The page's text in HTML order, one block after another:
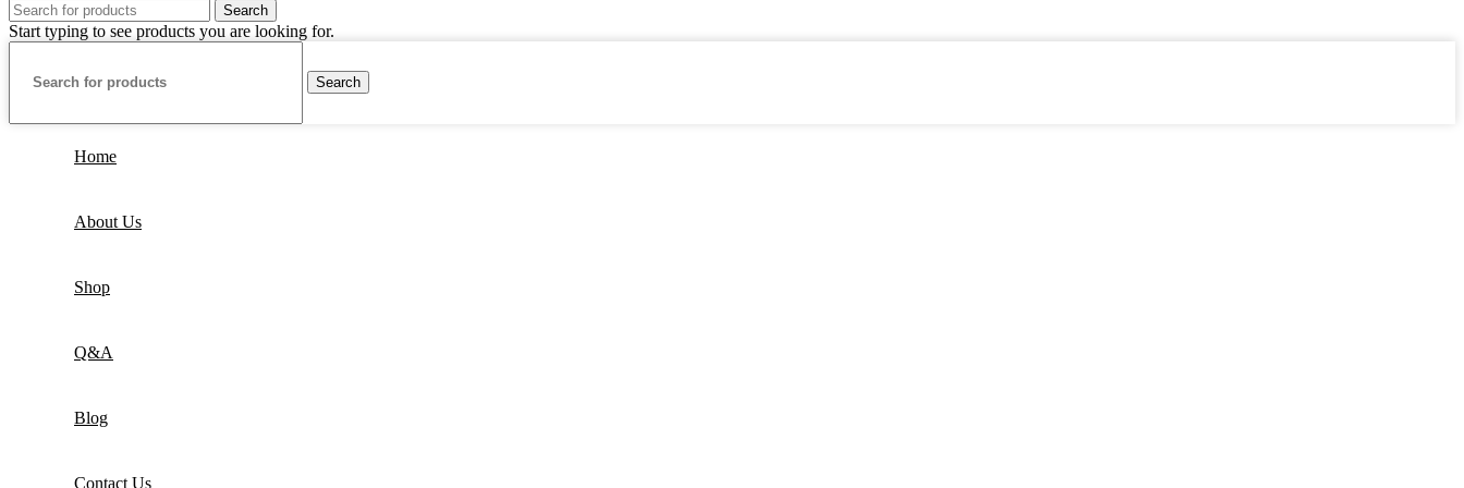
Search
Start typing to see products you are looking for.
Search
Home
About Us
Shop
Q&A
Blog
Contact Us